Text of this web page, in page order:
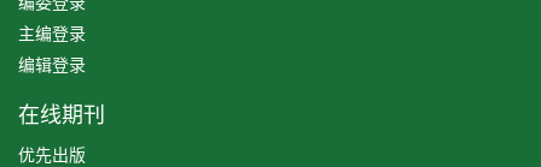
主编登录
编辑登录
在线期刊
优先出版